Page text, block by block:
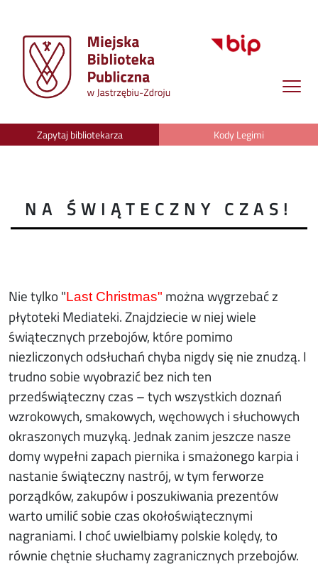
Zapytaj bibliotekarza Kody Legimi
NA ŚWIĄTECZNY CZAS!
Nie tylko "Last Christmas" można wygrzebać z
płytoteki Mediateki. Znajdziecie w niej wiele
świątecznych przebojów, które pomimo
niezliczonych odsłuchań chyba nigdy się nie znudzą. I
trudno sobie wyobrazić bez nich ten
przedświąteczny czas – tych wszystkich doznań
wzrokowych, smakowych, węchowych i słuchowych
okraszonych muzyką. Jednak zanim jeszcze nasze
domy wypełni zapach piernika i smażonego karpia i
nastanie świąteczny nastrój, w tym ferworze
porządków, zakupów i poszukiwania prezentów
warto umilić sobie czas okołoświątecznymi
nagraniami. I choć uwielbiamy polskie kolędy, to
równie chętnie słuchamy zagranicznych przebojów.